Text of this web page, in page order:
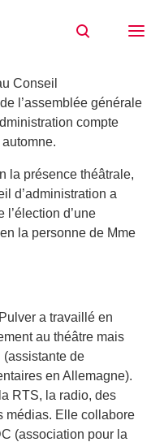
Conseil
l’assemblée générale
compte
la présence théâtrale,
d’administration a
l’élection d’une
la personne de Mme
a travaillé en
au théâtre mais
(assistante de
en Allemagne).
RTS, la radio, des
médias. Elle collabore
(association pour la